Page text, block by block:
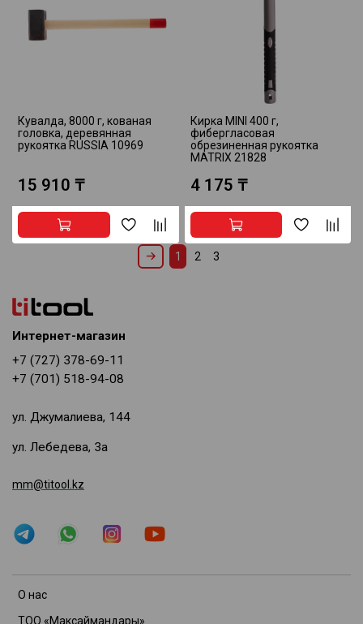
Кувалда, 8000 г, кованая
головка, деревянная
рукоятка RUSSIA 10969
15 910 ₸
Кирка MINI 400 г,
фибергласовая
обрезиненная рукоятка
MATRIX 21828
4 175 ₸
1 2 3
О нас
ТОО «Максаймандары»
Интернет-магазин
+7 (727) 378-69-11
+7 (701) 518-94-08
ул. Джумалиева, 144
ул. Лебедева, 3а
mm@titool.kz